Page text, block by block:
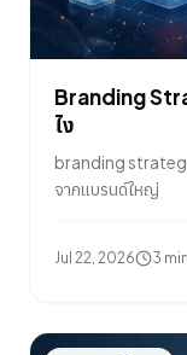
Branding
ไง
branding
จากแบรนด์ใหญ่
Jul 22, 2026 3